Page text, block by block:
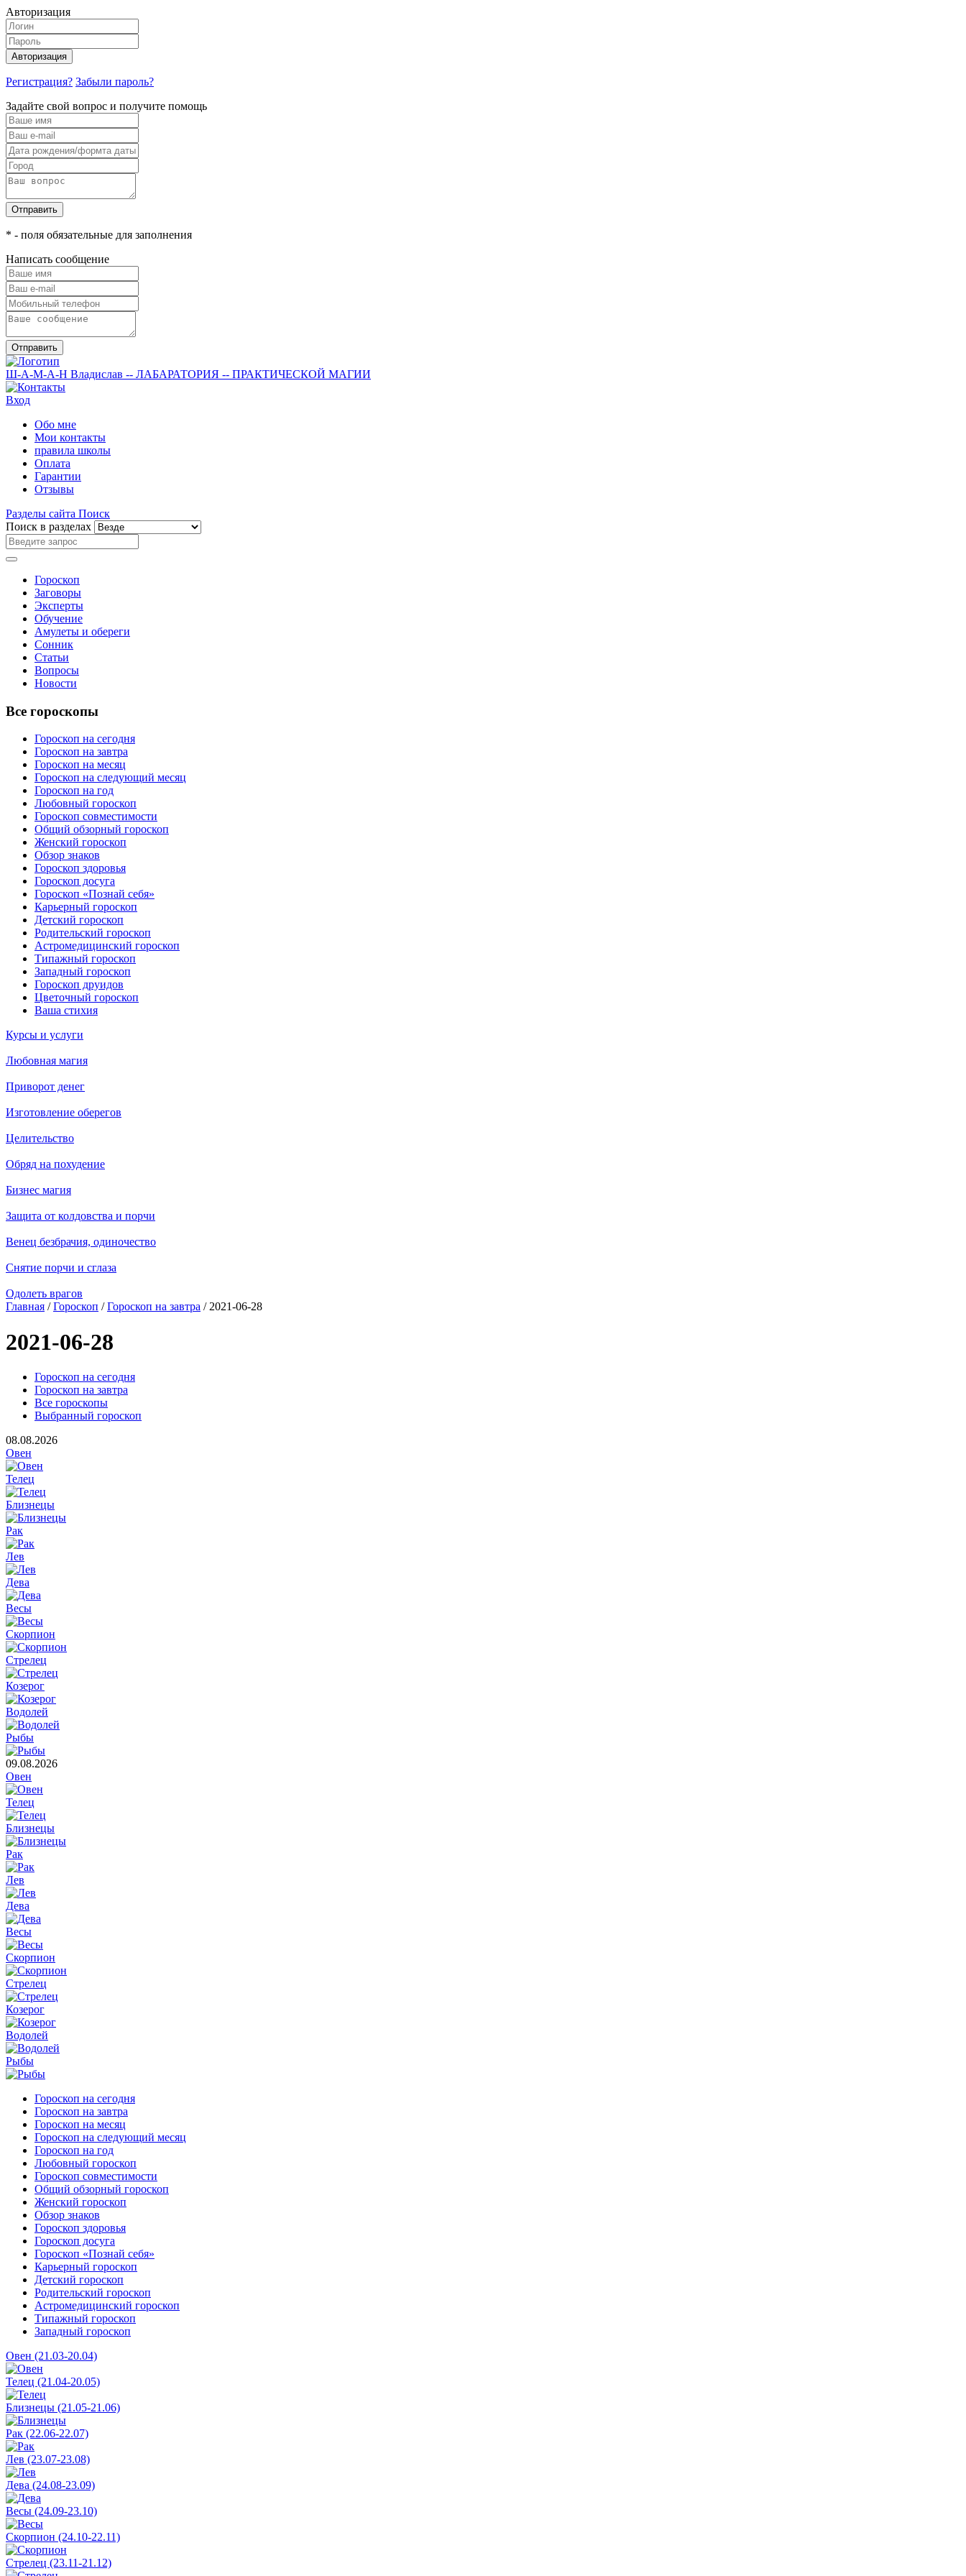
Авторизация
Авторизация
Регистрация? Забыли пароль?
Задайте свой вопрос и получите помощь
Отправить
* - поля обязательные для заполнения
Написать сообщение
Отправить
Ш-А-М-А-Н Владислав -- ЛАБАРАТОРИЯ -- ПРАКТИЧЕСКОЙ МАГИИ
Вход
Обо мне
Мои контакты
правила школы
Оплата
Гарантии
Отзывы
Разделы сайта Поиск
Поиск в разделах
Гороскоп
Заговоры
Эксперты
Обучение
Амулеты и обереги
Сонник
Статьи
Вопросы
Новости
Все гороскопы
Гороскоп на сегодня
Гороскоп на завтра
Гороскоп на месяц
Гороскоп на следующий месяц
Гороскоп на год
Любовный гороскоп
Гороскоп совместимости
Общий обзорный гороскоп
Женский гороскоп
Обзор знаков
Гороскоп здоровья
Гороскоп досуга
Гороскоп «Познай себя»
Карьерный гороскоп
Детский гороскоп
Родительский гороскоп
Астромедицинский гороскоп
Типажный гороскоп
Западный гороскоп
Гороскоп друидов
Цветочный гороскоп
Ваша стихия
Курсы и услуги
Любовная магия
Приворот денег
Изготовление оберегов
Целительство
Обряд на похудение
Бизнес магия
Защита от колдовства и порчи
Венец безбрачия, одиночество
Снятие порчи и сглаза
Одолеть врагов
Главная /Гороскоп /Гороскоп на завтра / 2021-06-28
2021-06-28
Гороскоп на сегодня
Гороскоп на завтра
Все гороскопы
Выбранный гороскоп
08.08.2026
Овен
Телец
Близнецы
Рак
Лев
Дева
Весы
Скорпион
Стрелец
Козерог
Водолей
Рыбы
09.08.2026
Овен
Телец
Близнецы
Рак
Лев
Дева
Весы
Скорпион
Стрелец
Козерог
Водолей
Рыбы
Гороскоп на сегодня
Гороскоп на завтра
Гороскоп на месяц
Гороскоп на следующий месяц
Гороскоп на год
Любовный гороскоп
Гороскоп совместимости
Общий обзорный гороскоп
Женский гороскоп
Обзор знаков
Гороскоп здоровья
Гороскоп досуга
Гороскоп «Познай себя»
Карьерный гороскоп
Детский гороскоп
Родительский гороскоп
Астромедицинский гороскоп
Типажный гороскоп
Западный гороскоп
Овен (21.03-20.04)
Телец (21.04-20.05)
Близнецы (21.05-21.06)
Рак (22.06-22.07)
Лев (23.07-23.08)
Дева (24.08-23.09)
Весы (24.09-23.10)
Скорпион (24.10-22.11)
Стрелец (23.11-21.12)